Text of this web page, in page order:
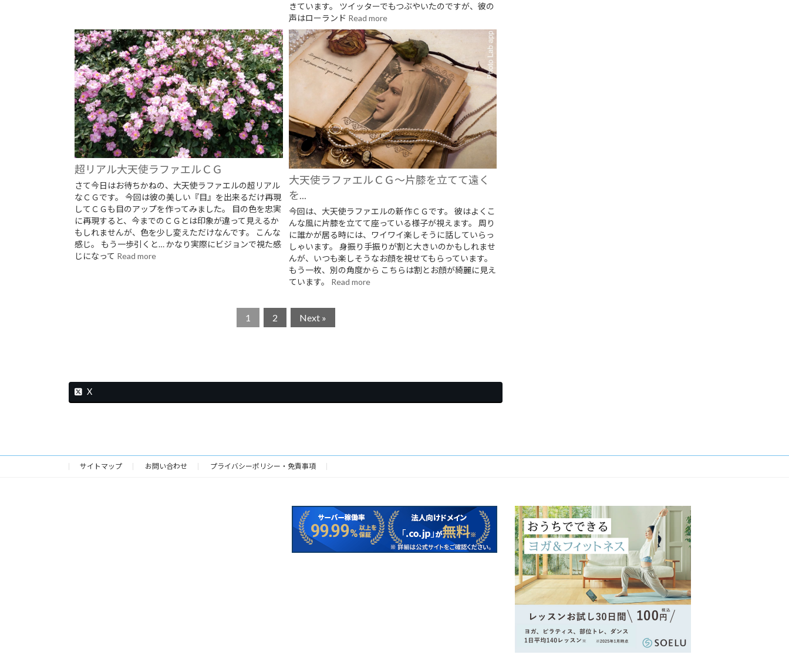
きています。 ツイッターでもつぶやいたのですが、彼の
声はローランド Read more
超リアル大天使ラファエルＣＧ
さて今日はお待ちかねの、大天使ラファエルの超リアル
なＣＧです。 今回は彼の美しい『目』を出来るだけ再現
してＣＧも目のアップを作ってみました。 目の色を忠実
に再現すると、今までのＣＧとは印象が違って見えるか
もしれませんが、色を少し変えただけなんです。 こんな
感じ。 もう一歩引くと… かなり実際にビジョンで視た感
じになって Read more
大天使ラファエルＣＧ～片膝を立てて遠く
を...
今回は、大天使ラファエルの新作ＣＧです。 彼はよくこ
んな風に片膝を立てて座っている様子が視えます。 周り
に誰かが居る時には、ワイワイ楽しそうに話していらっ
しゃいます。 身振り手振りが割と大きいのかもしれませ
んが、いつも楽しそうなお顔を視せてもらっています。
もう一枚、別の角度から こちらは割とお顔が綺麗に見え
ています。 Read more
1 2 Next »
X
サイトマップ お問い合わせ プライバシーポリシー・免責事項